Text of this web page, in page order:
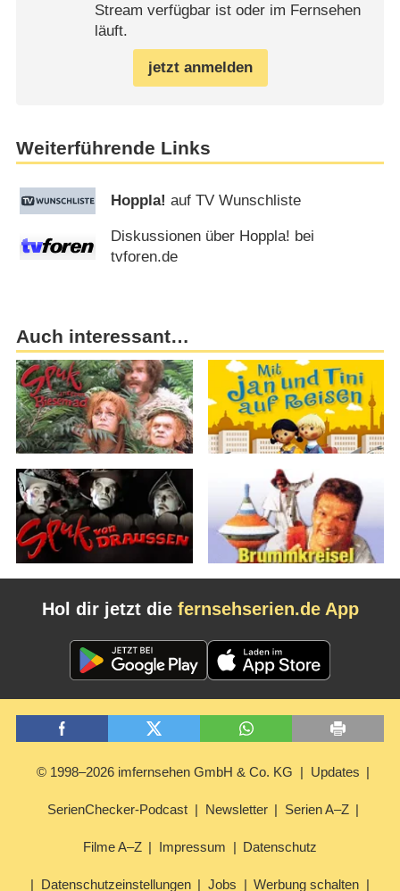
Stream verfügbar ist oder im Fernsehen
läuft.
jetzt anmelden
Weiterführende Links
Hoppla! auf TV Wunschliste
Diskussionen über Hoppla! bei
tvforen.de
Auch interessant…
Hol dir jetzt die fernsehserien.de App
© 1998–2026 imfernsehen GmbH & Co. KG Updates
SerienChecker-Podcast Newsletter Serien A–Z
Filme A–Z Impressum Datenschutz
Datenschutzeinstellungen Jobs Werbung schalten